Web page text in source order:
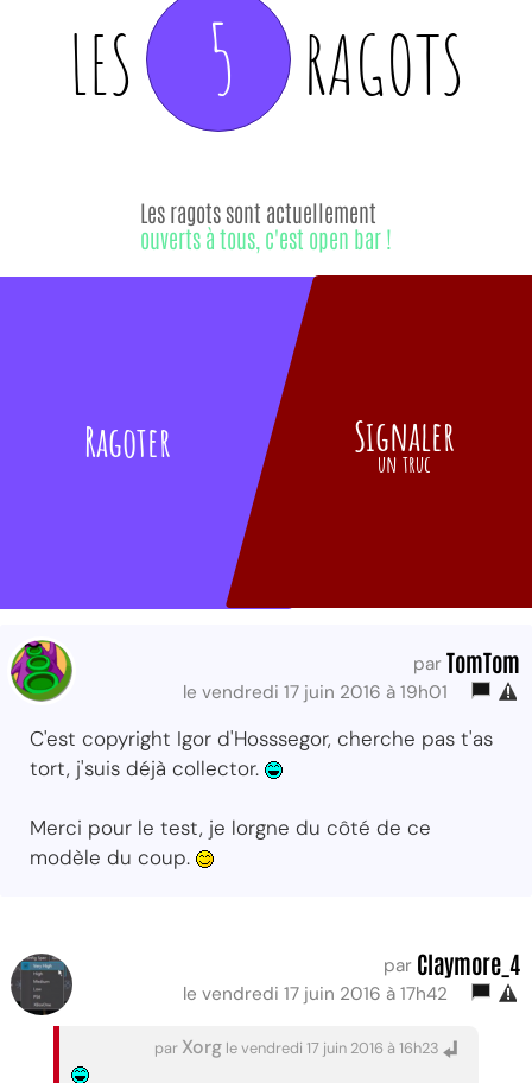
LES 5 RAGOTS
Ragoter
Les ragots sont actuellement
ouverts à tous, c'est open bar !
Signaler
un truc
par TomTom
le vendredi 17 juin 2016 à 19h01
C'est copyright Igor d'Hosssegor, cherche pas t'as
tort, j'suis déjà collector.
Merci pour le test, je lorgne du côté de ce
modèle du coup.
par Claymore_4
le vendredi 17 juin 2016 à 17h42
par Xorg le vendredi 17 juin 2016 à 16h23